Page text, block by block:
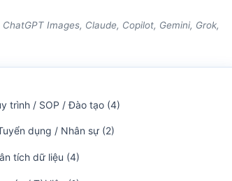
Images, Claude, Copilot, Gemini, Grok,
trình / SOP / Đào tạo (4)
dụng / Nhân sự (2)
tích dữ liệu (4)